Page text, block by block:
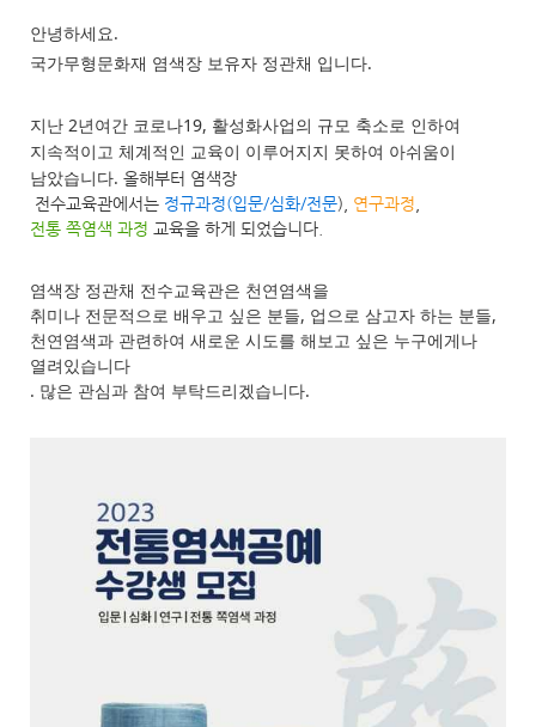
안녕하세요.
국가무형문화재 염색장 보유자 정관채 입니다.
지난 2년여간 코로나19, 활성화사업의 규모 축소로 인하여
지속적이고 체계적인 교육이 이루어지지 못하여 아쉬움이
남았습니다. 올해부터 염색장
전수교육관에서는 정규과정(입문/심화/전문), 연구과정
전통 쪽염색 과정 교육을 하게 되었습니다.
염색장 정관채 전수교육관은 천연염색을
취미나 전문적으로 배우고 싶은 분들, 업으로 삼고자 하는 분들,
천연염색과 관련하여 새로운 시도를 해보고 싶은 누구에게나
열려있습니다
. 많은 관심과 참여 부탁드리겠습니다.